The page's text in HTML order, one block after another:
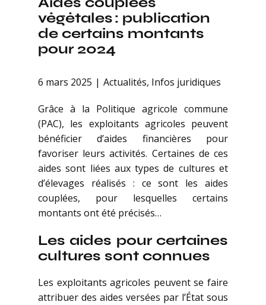
végétales : publication
de certains montants
pour 2024
6 mars 2025 Actualités, Infos juridiques
Grâce à la Politique agricole commune
(PAC), les exploitants agricoles peuvent
bénéficier d’aides financières pour
favoriser leurs activités. Certaines de ces
aides sont liées aux types de cultures et
d’élevages réalisés : ce sont les aides
couplées, pour lesquelles certains
montants ont été précisés…
Les aides pour certaines
cultures sont connues
Les exploitants agricoles peuvent se faire
attribuer des aides versées par l’État sous